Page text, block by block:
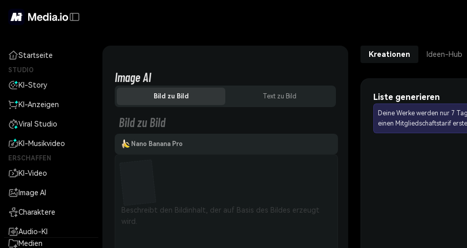
Startseite
STUDIO
KI-Story
KI-Anzeigen
Viral Studio
KI-Musikvideo
ERSCHAFFEN
KI-Video
Image AI
Charaktere
Audio-KI
Medien
Image AI
Bild zu Bild Text zu Bild
Bild zu Bild
Nano Banana Pro
Kreationen Ideen-Hub
Liste generieren
Deine Werke werden nur 7
einen Mitgliedschaftstarif